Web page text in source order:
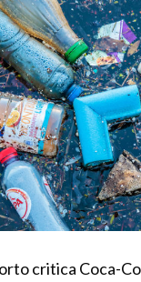
critica Coca-